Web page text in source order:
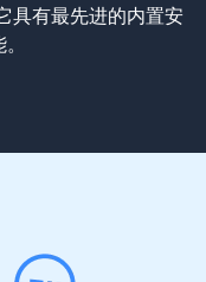
具有最先进的内置安